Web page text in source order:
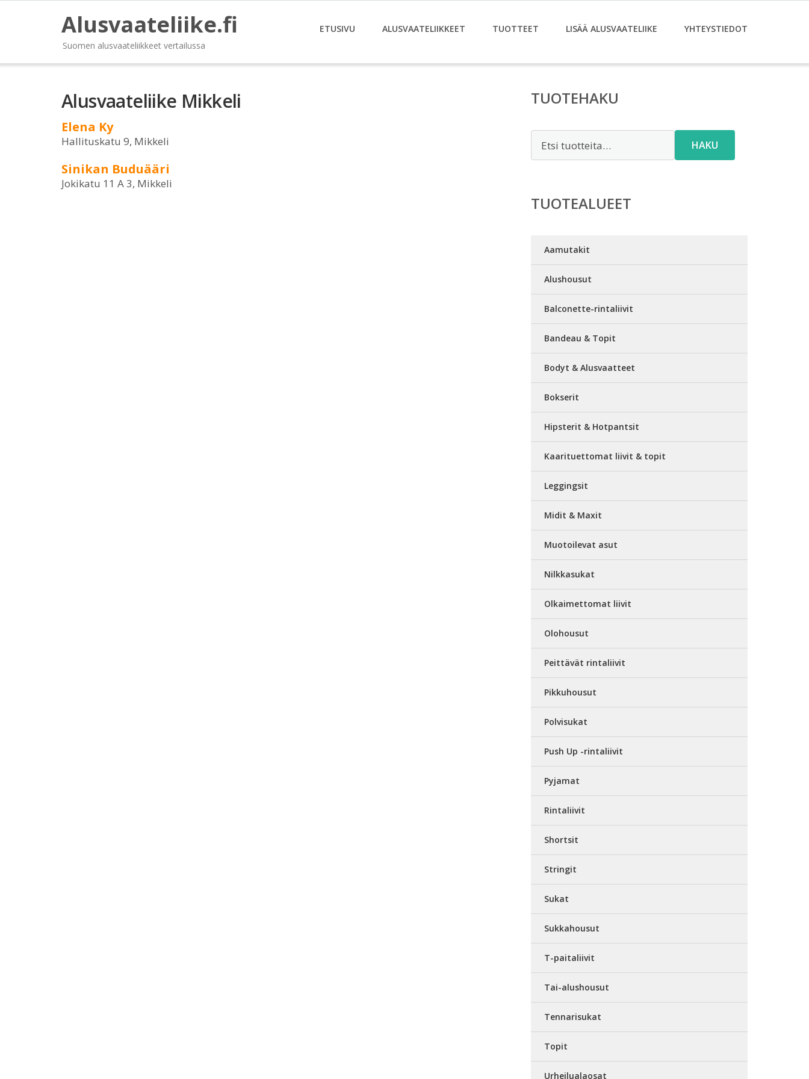
Alusvaateliike.fi
Suomen alusvaateliikkeet vertailussa
ETUSIVU ALUSVAATELIIKKEET TUOTTEET LISÄÄ ALUSVAATELIIKE YHTEYSTIEDOT
Alusvaateliike Mikkeli
Elena Ky
Hallituskatu 9, Mikkeli
Sinikan Buduääri
Jokikatu 11 A 3, Mikkeli
TUOTEHAKU
HAKU
TUOTEALUEET
Aamutakit
Alushousut
Balconette-rintaliivit
Bandeau & Topit
Bodyt & Alusvaatteet
Bokserit
Hipsterit & Hotpantsit
Kaarituettomat liivit & topit
Leggingsit
Midit & Maxit
Muotoilevat asut
Nilkkasukat
Olkaimettomat liivit
Olohousut
Peittävät rintaliivit
Pikkuhousut
Polvisukat
Push Up -rintaliivit
Pyjamat
Rintaliivit
Shortsit
Stringit
Sukat
Sukkahousut
T-paitaliivit
Tai-alushousut
Tennarisukat
Topit
Urheilualaosat